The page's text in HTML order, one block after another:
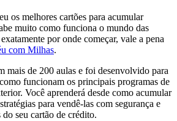
os melhores cartões para acumular
muito como funciona o mundo das
por onde começar, vale a pena
com Milhas.
mais de 200 aulas e foi desenvolvido para
funcionam os principais programas de
Você aprenderá desde como acumular
para vendê-las com segurança e
seu cartão de crédito.